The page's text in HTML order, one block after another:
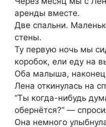
аренды вместе.
Две спальни.
стены.
Ту первую ночь мы
коробок, ели еду на
Оба малыша,
Лена откинулась на
“Ты когда-нибудь
обернётся?” —
Она немного